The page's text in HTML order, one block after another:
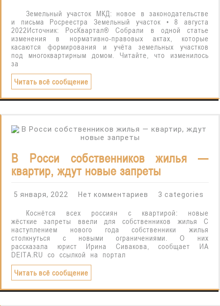
Земельный участок МКД: новое в законодательстве
и письма Росреестра Земельный участок • 8 августа
2022Источник: РосКвартал® Собрали в одной статье
изменения в нормативно-правовых актах, которые
касаются формирования и учёта земельных участков
под многоквартирным домом. Читайте, что изменилось
за
Читать всё сообщение
В Росси собственников жилья —
квартир, ждут новые запреты
5 января, 2022 Нет комментариев 3 categories
Коснётся всех россиян с квартирой: новые
жёсткие запреты ввели для собственников жилья С
наступлением нового года собственники жилья
столкнуться с новыми ограничениями. О них
рассказала юрист Ирина Сивакова, сообщает ИА
DEITA.RU со ссылкой на портал
Читать всё сообщение